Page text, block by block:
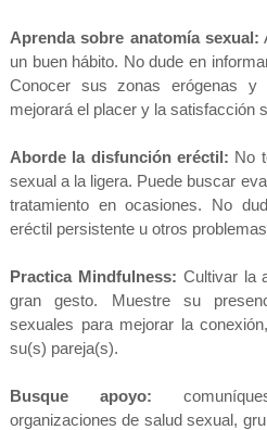
Aprenda sobre anatomía sexual:
un buen hábito. No dude en
Conocer sus zonas erógenas y
mejorará el placer y la satisfacción
Aborde la disfunción eréctil: No
sexual a la ligera. Puede buscar
tratamiento en ocasiones. No
eréctil persistente u otros
Practica Mindfulness: Cultivar la
gran gesto. Muestre su
sexuales para mejorar la
su(s) pareja(s).
Busque apoyo:
organizaciones de salud sexual,